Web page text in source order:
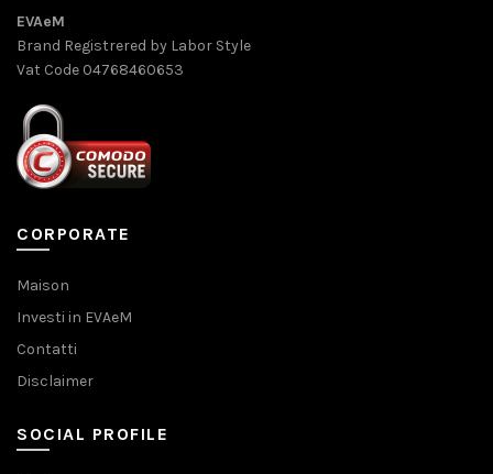
EVAeM
Brand Registrered by Labor Style
Vat Code 04768460653
CORPORATE
Maison
Investi in EVAeM
Contatti
Disclaimer
SOCIAL PROFILE